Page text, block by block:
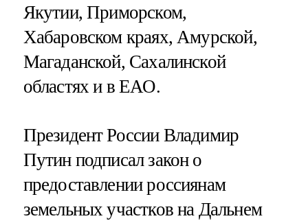
Якутии, Приморском,
Хабаровском краях, Амурской,
Магаданской, Сахалинской
областях и в ЕАО.
Президент России Владимир
Путин подписал закон о
предоставлении россиянам
земельных участков на Дальнем